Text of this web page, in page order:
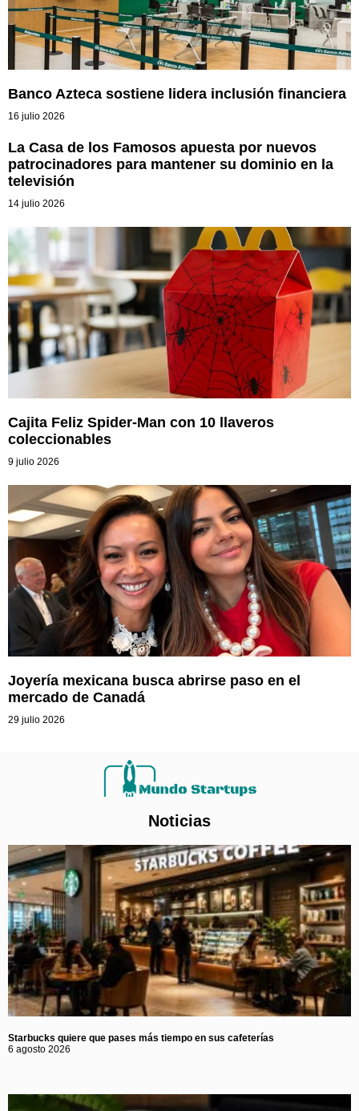
Banco Azteca sostiene lidera inclusión financiera
16 julio 2026
La Casa de los Famosos apuesta por nuevos
patrocinadores para mantener su dominio en la
televisión
14 julio 2026
Cajita Feliz Spider-Man con 10 llaveros
coleccionables
9 julio 2026
Joyería mexicana busca abrirse paso en el
mercado de Canadá
29 julio 2026
Noticias
Starbucks quiere que pases más tiempo en sus cafeterías
6 agosto 2026